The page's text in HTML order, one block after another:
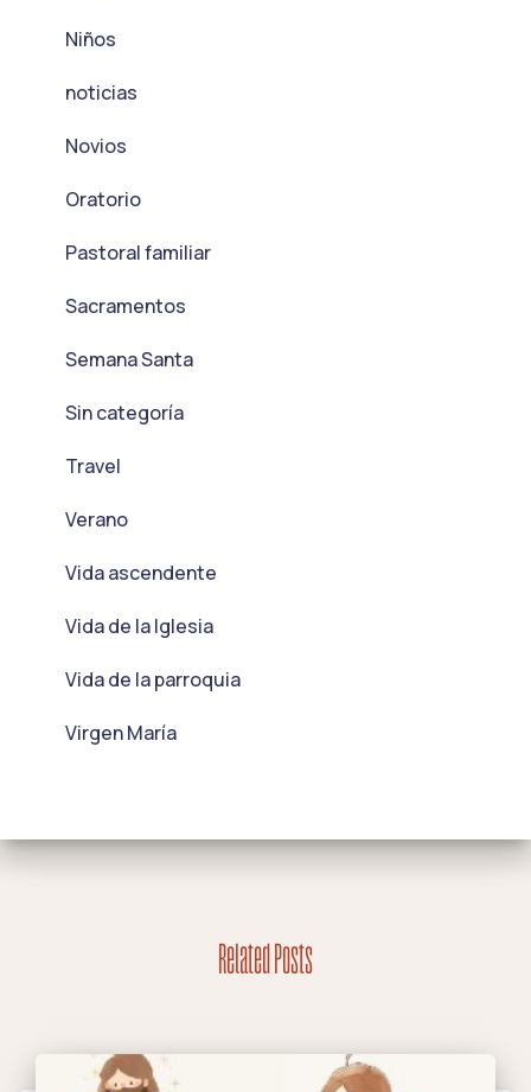
Niños
noticias
Novios
Oratorio
Pastoral familiar
Sacramentos
Semana Santa
Sin categoría
Travel
Verano
Vida ascendente
Vida de la Iglesia
Vida de la parroquia
Virgen María
Related Posts